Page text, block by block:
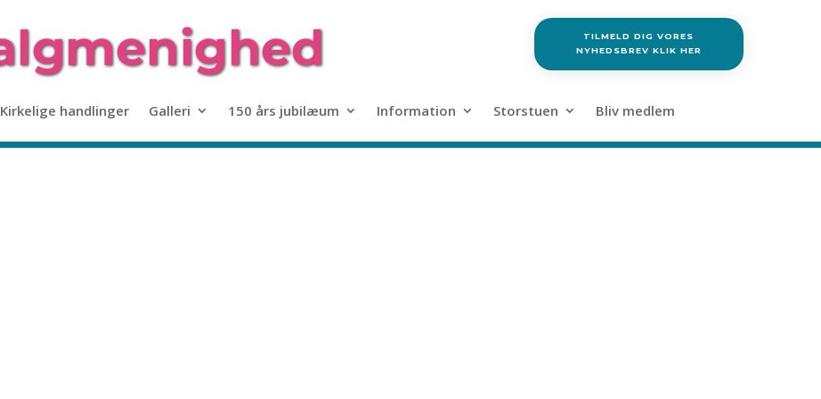
TILMELD DIG VORES
NYHEDSBREV KLIK HER
Kirkelige handlinger Galleri 150 års jubilæum Information Storstuen Bliv medlem